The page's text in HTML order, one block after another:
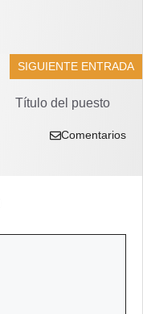
SIGUIENTE ENTRADA
Título del puesto
Comentarios